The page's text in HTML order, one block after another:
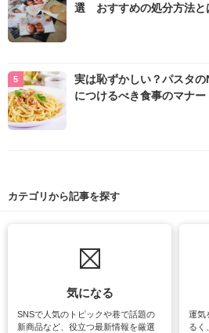
選 おすすめの処分方法と
実は恥ずかしい？パスタ
につけるべき食事のマナー
カテゴリから記事を探す
気になる
SNSで人気のトピックや巷で話題の
新商品など、役立つ最新情報を厳選
運気
るく